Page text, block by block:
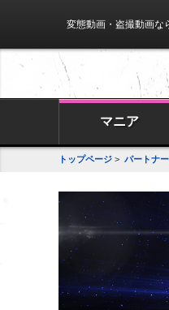
変態動画・盗撮動画な
マニア
トップページ > パートナ